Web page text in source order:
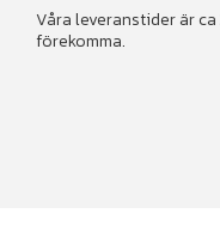
Våra leveranstider är
förekomma.